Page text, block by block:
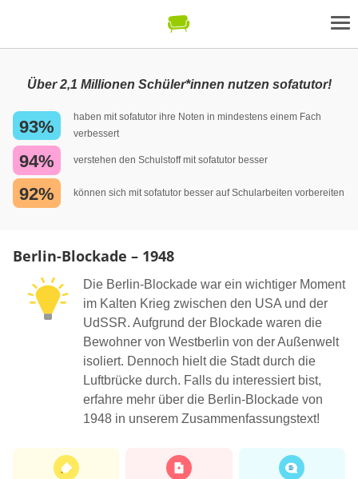
Über 2,1 Millionen Schüler*innen nutzen sofatutor!
93%
haben mit sofatutor ihre Noten in mindestens einem Fach
verbessert
94% verstehen den Schulstoff mit sofatutor besser
92% können sich mit sofatutor besser auf Schularbeiten vorbereiten
Berlin-Blockade – 1948
Die Berlin-Blockade war ein wichtiger Moment
im Kalten Krieg zwischen den USA und der
UdSSR. Aufgrund der Blockade waren die
Bewohner von Westberlin von der Außenwelt
isoliert. Dennoch hielt die Stadt durch die
Luftbrücke durch. Falls du interessiert bist,
erfahre mehr über die Berlin-Blockade von
1948 in unserem Zusammenfassungstext!